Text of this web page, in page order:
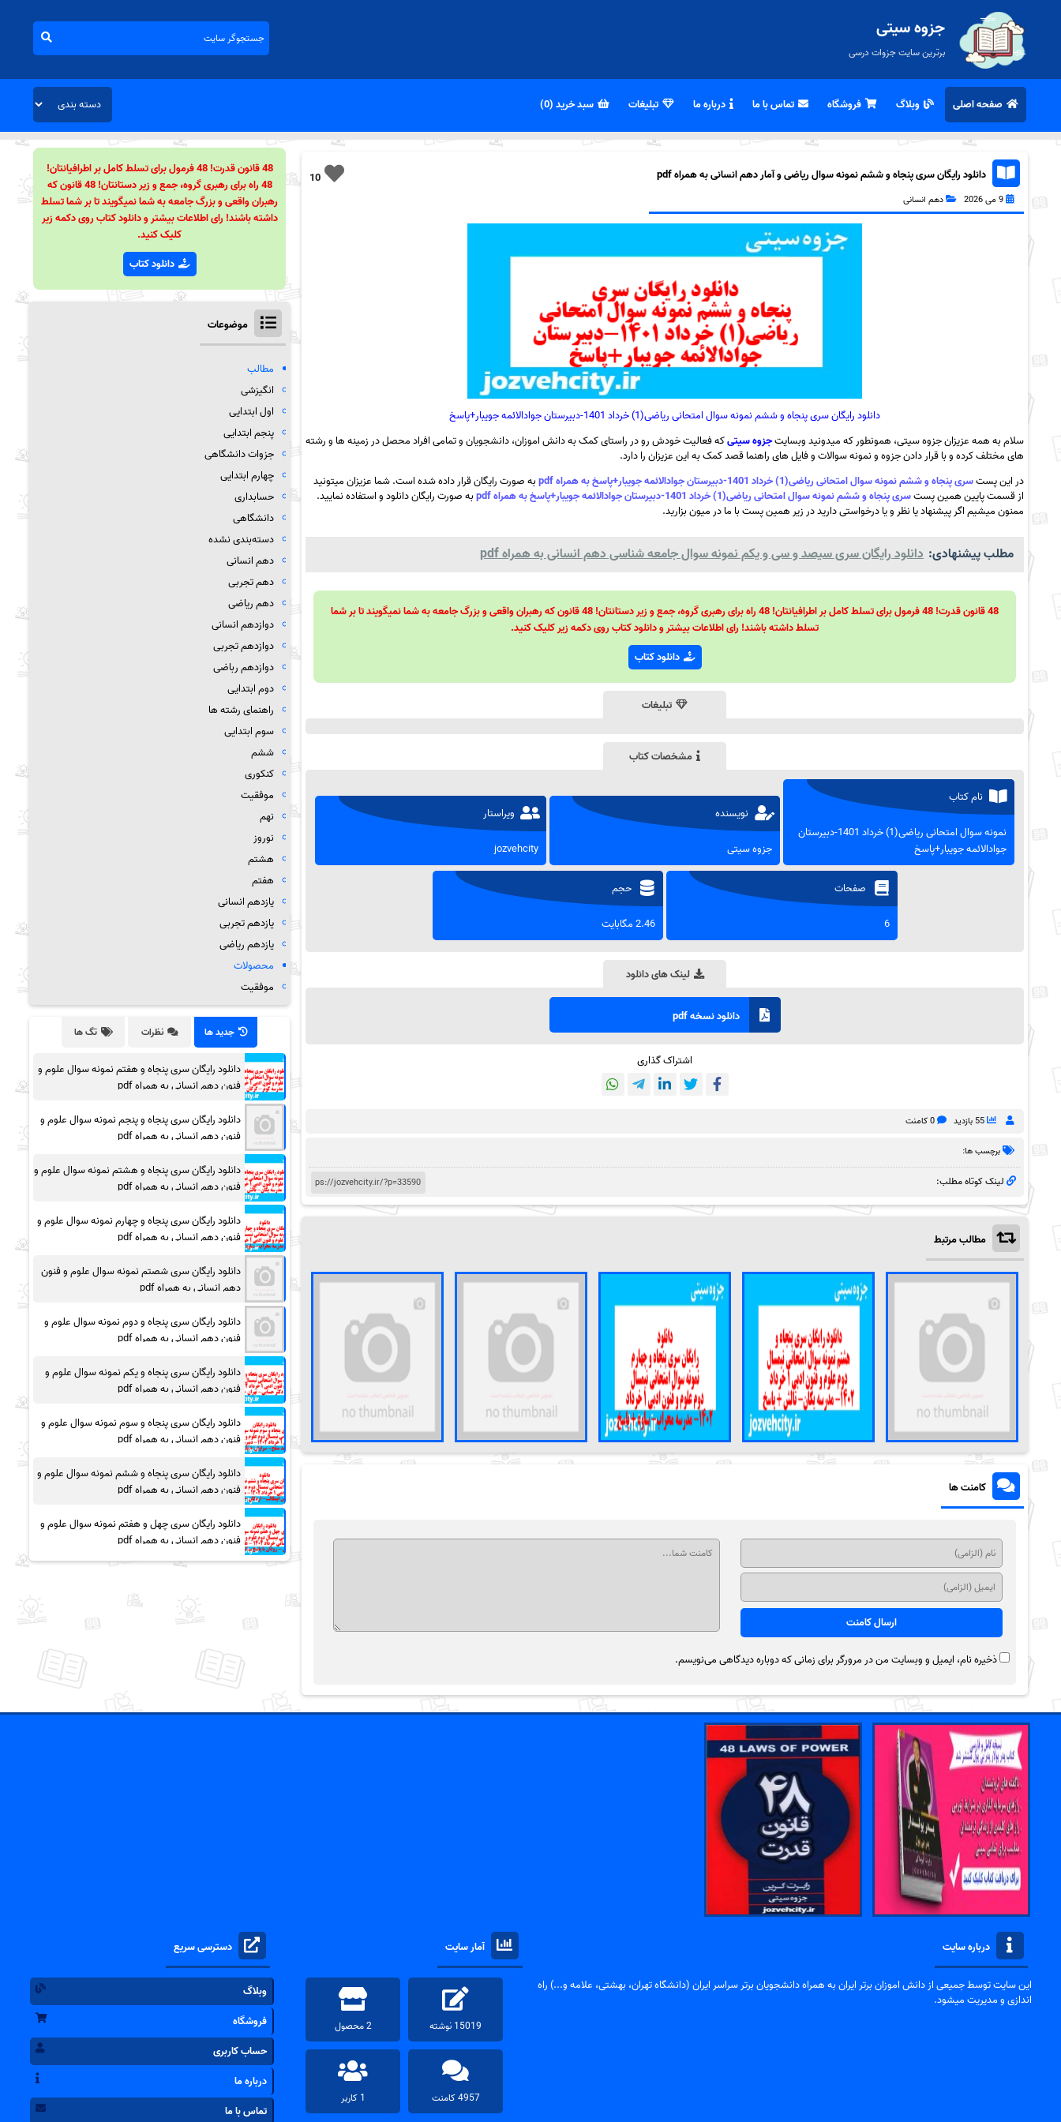
جزوه سیتی
برترین سایت جزوات درسی
صفحه اصلی وبلاگ فروشگاه تماس با ما درباره ما تبلیغات سبد خرید (0)
10 دانلود رایگان سری پنجاه و ششم نمونه سوال ریاضی و آمار دهم انسانی به همراه pdf
9 می 2026 دهم انسانی
دانلود رایگان سری پنجاه و ششم نمونه سوال امتحانی ریاضی(1) خرداد 1401-دبیرستان جوادالائمه جویبار+پاسخ
سلام به همه عزیزان جزوه سیتی، همونطور که میدونید وبسایتجزوه سیتیکه فعالیت خودش رو در راستای کمک به دانش اموزان، دانشجویان و تمامی افراد محصل در زمینه ها و رشته
های مختلف کرده و با قرار دادن جزوه و نمونه سوالات و فایل های راهنما قصد کمک به این عزیزان را دارد.
در این پستسری پنجاه و ششم نمونه سوال امتحانی ریاضی(1) خرداد 1401-دبیرستان جوادالائمه جویبار+پاسخ به همراه pdf
به صورت رایگان قرار داده شده است. شما عزیزان میتونید
از قسمت پایین همین پستسری پنجاه و ششم نمونه سوال امتحانی ریاضی(1) خرداد 1401-دبیرستان جوادالائمه جویبار+پاسخ به همراه pdf
به صورت رایگان دانلود و استفاده نمایید.
ممنون میشیم اگر پیشنهاد یا نظر و یا درخواستی دارید در زیر همین پست با ما در میون بزارید.
مطلب پیشنهادی: دانلود رایگان سری سیصد و سی و یکم نمونه سوال جامعه شناسی دهم انسانی به همراه pdf
48 قانون قدرت! 48 فرمول برای تسلط کامل بر اطرافیانتان! 48 راه برای رهبری گروه، جمع و زیر دستانتان! 48 قانون که رهبران واقعی و بزرگ جامعه به شما نمیگویند تا بر شما
تسلط داشته باشند! رای اطلاعات بیشتر و دانلود کتاب روی دکمه زیر کلیک کنید.
دانلود کتاب
تبلیغات
مشخصات کتاب
نام کتاب
نمونه سوال امتحانی ریاضی(1) خرداد 1401-دبیرستان
جوادالائمه جویبار+پاسخ
نویسنده
جزوه سیتی
ویراستار
jozvehcity
صفحات
6
حجم
2.46 مگابایت
لینک های دانلود
دانلود نسخه pdf
اشتراک گذاری
55 بازدید 0 کامنت
برچسب ها:
لینک کوتاه مطلب:
مطالب مرتبط
کامنت ها
ذخیره نام، ایمیل و وبسایت من در مرورگر برای زمانی که دوباره دیدگاهی می‌نویسم.
48 قانون قدرت! 48 فرمول برای تسلط کامل بر اطرافیانتان!
48 راه برای رهبری گروه، جمع و زیر دستانتان! 48 قانون که
رهبران واقعی و بزرگ جامعه به شما نمیگویند تا بر شما تسلط
داشته باشند! رای اطلاعات بیشتر و دانلود کتاب روی دکمه زیر
کلیک کنید.
دانلود کتاب
موضوعات
مطالب
انگیزشی
اول ابتدایی
پنجم ابتدایی
جزوات دانشگاهی
چهارم ابتدایی
حسابداری
دانشگاهی
دسته‌بندی نشده
دهم انسانی
دهم تجربی
دهم ریاضی
دوازدهم انسانی
دوازدهم تجربی
دوازدهم رباضی
دوم ابتدایی
راهنمای رشته ها
سوم ابتدایی
ششم
کنکوری
موفقیت
نهم
نوروز
هشتم
هفتم
یازدهم انسانی
یازدهم تجربی
یازدهم ریاضی
محصولات
موفقیت
جدید ها نظرات تگ ها
دانلود رایگان سری پنجاه و هفتم نمونه سوال علوم و
فنون دهم انسانی به همراه pdf
دانلود رایگان سری پنجاه و پنجم نمونه سوال علوم و
فنون دهم انسانی به همراه pdf
دانلود رایگان سری پنجاه و هشتم نمونه سوال علوم و
فنون دهم انسانی به همراه pdf
دانلود رایگان سری پنجاه و چهارم نمونه سوال علوم و
فنون دهم انسانی به همراه pdf
دانلود رایگان سری شصتم نمونه سوال علوم و فنون
دهم انسانی به همراه pdf
دانلود رایگان سری پنجاه و دوم نمونه سوال علوم و
فنون دهم انسانی به همراه pdf
دانلود رایگان سری پنجاه و یکم نمونه سوال علوم و
فنون دهم انسانی به همراه pdf
دانلود رایگان سری پنجاه و سوم نمونه سوال علوم و
فنون دهم انسانی به همراه pdf
دانلود رایگان سری پنجاه و ششم نمونه سوال علوم و
فنون دهم انسانی به همراه pdf
دانلود رایگان سری چهل و هفتم نمونه سوال علوم و
فنون دهم انسانی به همراه pdf
درباره سایت
این سایت توسط جمیعی از دانش اموزان برتر ایران به همراه دانشجویان برتر سراسر ایران (دانشگاه تهران، بهشتی، علامه و...) راه
اندازی و مدیریت میشود.
آمار سایت
15019 نوشته 2 محصول
4957 کامنت 1 کاربر
دسترسی سریع
وبلاگ
فروشگاه
حساب کاربری
درباره ما
تماس با ما